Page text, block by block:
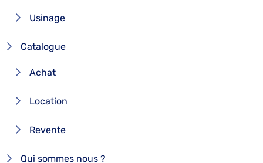
Usinage
Catalogue
Achat
Location
Revente
Qui sommes nous ?